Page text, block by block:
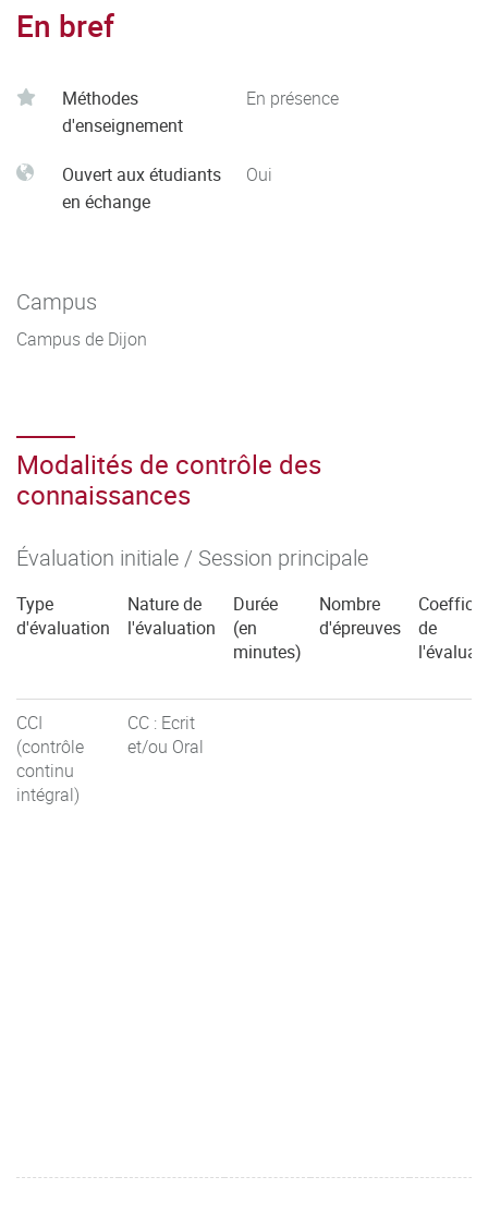
En bref
Méthodes
d'enseignement
En présence
Ouvert aux étudiants
en échange
Oui
Campus
Campus de Dijon
Modalités de contrôle des
connaissances
Évaluation initiale / Session principale
Type
d'évaluation
Nature de
l'évaluation
Durée
(en
minutes)
Nombre
d'épreuves
de
CCI
(contrôle
continu
intégral)
CC : Ecrit
et/ou Oral